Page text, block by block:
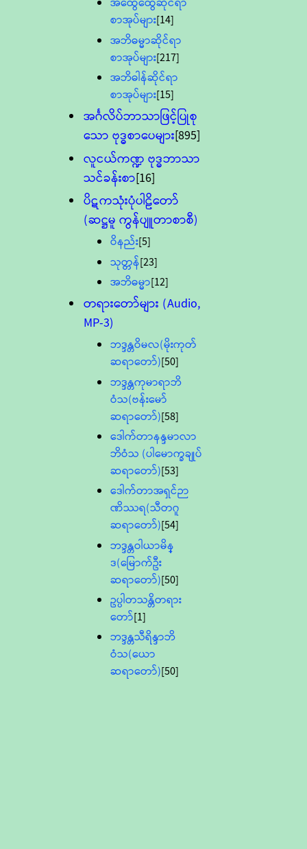
စာအုပ်များ[14]
အဘိဓမ္မာဆိုင်ရာ
စာအုပ်များ[217]
အဘိဓါန်ဆိုင်ရာ
စာအုပ်များ[15]
အင်္ဂလိပ်ဘာသာဖြင့်ပြုစု
သော ဗုဒ္ဓစာပေများ[895]
လူငယ်ကဏ္ဍ ဗုဒ္ဓဘာသာ
သင်ခန်းစာ[16]
ပိဋကသုံးပုံပါဠိတော်
(ဆဋ္ဌမူ ကွန်ပျူတာစာစီ)
ဝိနည်း[5]
သုတ္တန်[23]
အဘိဓမ္မာ[12]
တရားတော်များ (Audio,
MP-3)
ဘဒ္ဒန္တဝိမလ(မိုးကုတ်
ဆရာတော်)[50]
ဘဒ္ဒန္တကုမာရာဘိ
ဝံသ(ဗန်းမော်
ဆရာတော်)[58]
ဒေါက်တာနန္ဒမာလာ
ဘိဝံသ (ပါမောက္ခချုပ်
ဆရာတော်)[53]
ဒေါက်တာအရှင်ဉာ
ဏိဿရ(သီတဂူ
ဆရာတော်)[54]
ဘဒ္ဒန္တဝါယာမိန္
ဒ(မြောက်ဦး
ဆရာတော်)[50]
ဥပ္ပါတသန္တိတရား
တော်[1]
ဘဒ္ဒန္တသီရိန္ဒာဘိ
ဝံသ(ယော
ဆရာတော်)[50]